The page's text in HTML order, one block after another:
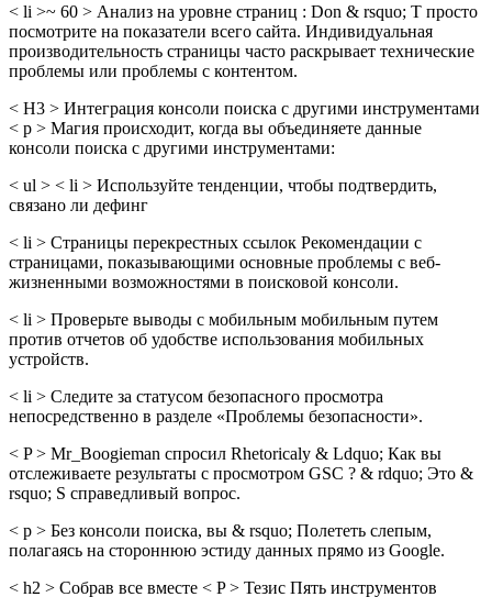
< li >~ 60 > Анализ на уровне страниц : Don & rsquo; T просто
посмотрите на показатели всего сайта. Индивидуальная
производительность страницы часто раскрывает технические
проблемы или проблемы с контентом.
< H3 > Интеграция консоли поиска с другими инструментами
< p > Магия происходит, когда вы объединяете данные
консоли поиска с другими инструментами:
< ul > < li > Используйте тенденции, чтобы подтвердить,
связано ли дефинг
< li > Страницы перекрестных ссылок Рекомендации с
страницами, показывающими основные проблемы с веб-
жизненными возможностями в поисковой консоли.
< li > Проверьте выводы с мобильным мобильным путем
против отчетов об удобстве использования мобильных
устройств.
< li > Следите за статусом безопасного просмотра
непосредственно в разделе «Проблемы безопасности».
< P > Mr_Boogieman спросил Rhetoricaly & Ldquo; Как вы
отслеживаете результаты с просмотром GSC ? & rdquo; Это &
rsquo; S справедливый вопрос.
< p > Без консоли поиска, вы & rsquo; Полететь слепым,
полагаясь на стороннюю эстиду данных прямо из Google.
< h2 > Собрав все вместе < P > Тезис Пять инструментов